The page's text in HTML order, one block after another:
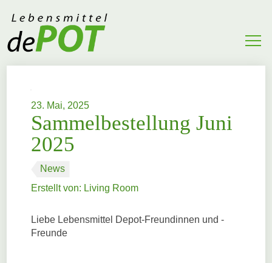
ÜBER UNS
BESTELLEN
23. Mai, 2025
Sammelbestellung Juni
2025
News
Erstellt von: Living Room
Liebe Lebensmittel Depot-Freundinnen und -
Freunde